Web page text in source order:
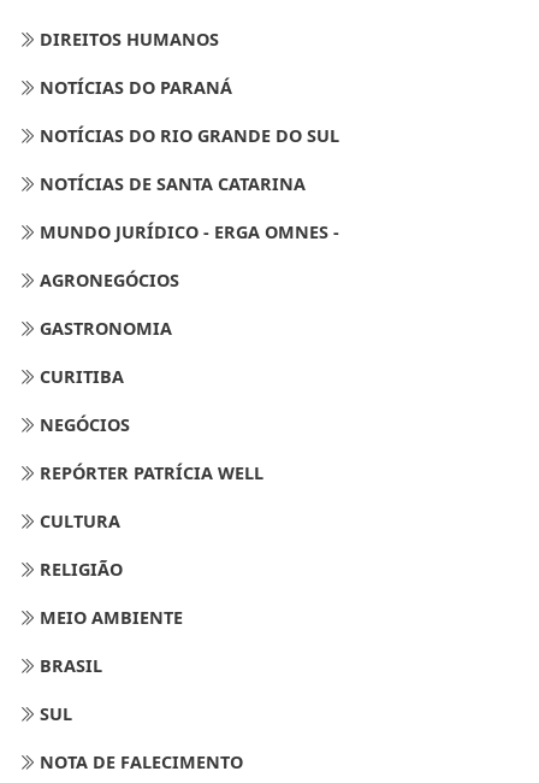
DIREITOS HUMANOS
NOTÍCIAS DO PARANÁ
NOTÍCIAS DO RIO GRANDE DO SUL
NOTÍCIAS DE SANTA CATARINA
MUNDO JURÍDICO - ERGA OMNES -
AGRONEGÓCIOS
GASTRONOMIA
CURITIBA
NEGÓCIOS
REPÓRTER PATRÍCIA WELL
CULTURA
RELIGIÃO
MEIO AMBIENTE
BRASIL
SUL
NOTA DE FALECIMENTO